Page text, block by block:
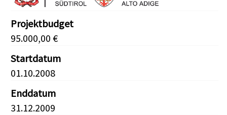
Projektbudget
95.000,00 €
Startdatum
01.10.2008
Enddatum
31.12.2009